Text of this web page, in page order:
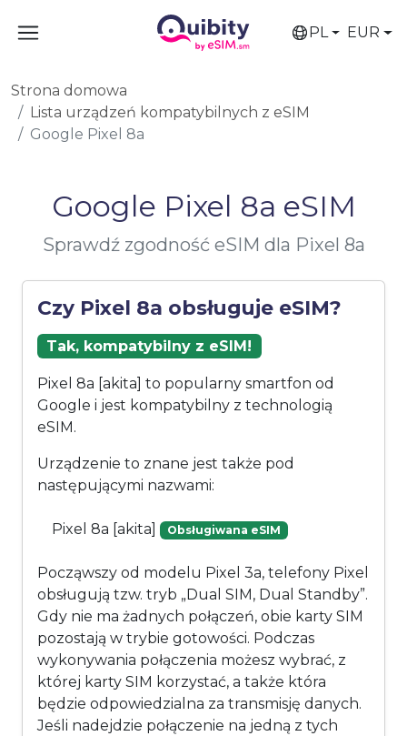
PL EUR
Strona domowa
Lista urządzeń kompatybilnych z eSIM
Google Pixel 8a
Google Pixel 8a eSIM
Sprawdź zgodność eSIM dla Pixel 8a
Czy Pixel 8a obsługuje eSIM?
Tak, kompatybilny z eSIM!
Pixel 8a [akita] to popularny smartfon od
Google i jest kompatybilny z technologią
eSIM.
Urządzenie to znane jest także pod
następującymi nazwami:
Pixel 8a [akita] Obsługiwana eSIM
Począwszy od modelu Pixel 3a, telefony Pixel
obsługują tzw. tryb „Dual SIM, Dual Standby”.
Gdy nie ma żadnych połączeń, obie karty SIM
pozostają w trybie gotowości. Podczas
wykonywania połączenia możesz wybrać, z
której karty SIM korzystać, a także która
będzie odpowiedzialna za transmisję danych.
Jeśli nadejdzie połączenie na jedną z tych